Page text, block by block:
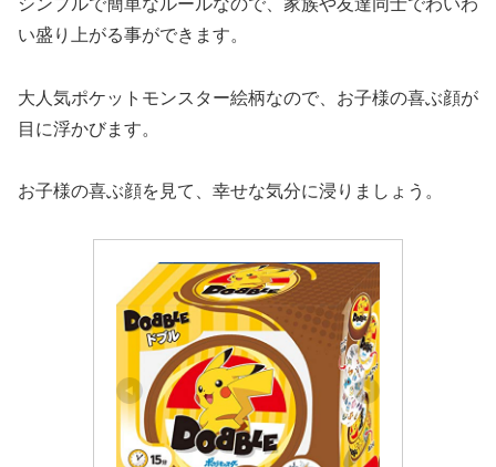
い盛り上がる事ができます。
大人気ポケットモンスター絵柄なので、お子様の喜ぶ顔が
目に浮かびます。
お子様の喜ぶ顔を見て、幸せな気分に浸りましょう。